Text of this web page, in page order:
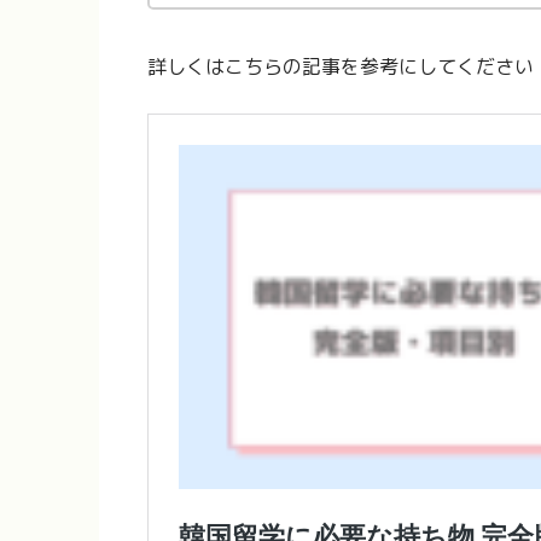
詳しくはこちらの記事を参考にしてください